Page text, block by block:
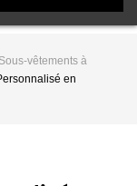
Sous-vêtements à
en